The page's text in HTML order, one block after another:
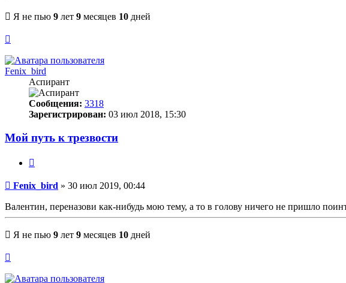
Я не пью 9 лет 9 месяцев 10 дней
началу
Fenix_bird
Аспирант
Сообщения: 3318
Зарегистрирован: 03 июл 2018, 15:30
Мой путь к трезвости
Сообщение
Fenix_bird » 30 июл 2019, 00:44
Валентин, переназови как-нибудь мою тему, а то в голову ничего не пришло
Я не пью 9 лет 9 месяцев 10 дней
началу